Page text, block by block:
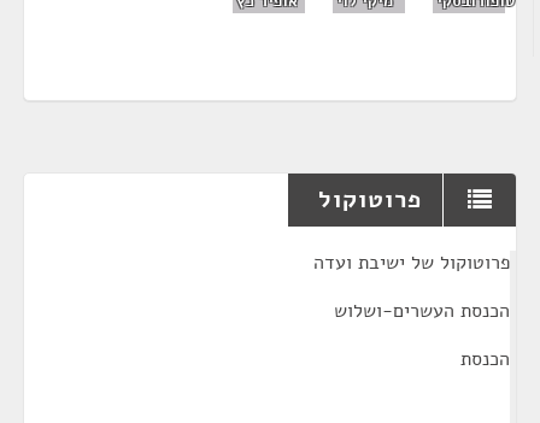
פרוטוקול
פרוטוקול של ישיבת ועדה
הכנסת העשרים-ושלוש
הכנסת